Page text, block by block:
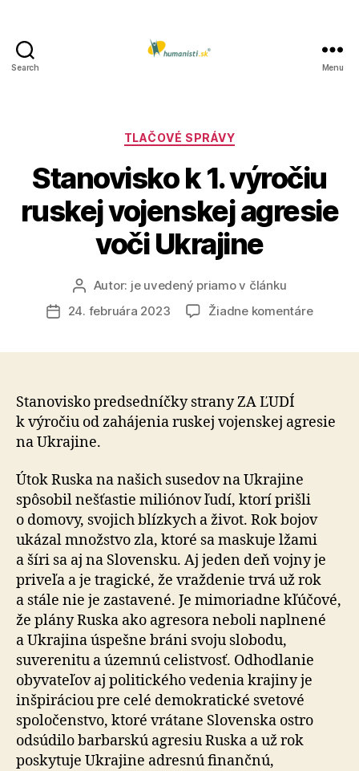
Search Menu
Kategórie
TLAČOVÉ SPRÁVY
Stanovisko k 1. výročiu
ruskej vojenskej agresie
voči Ukrajine
Autor
článku
Autor: je uvedený priamo v článku
Dátum
24. februára 2023 Žiadne komentárena
Stanovisko predsedníčky strany ZA ĽUDÍ
k výročiu od zahájenia ruskej vojenskej agresie
na Ukrajine.
Útok Ruska na našich susedov na Ukrajine
spôsobil nešťastie miliónov ľudí, ktorí prišli
o domovy, svojich blízkych a život. Rok bojov
ukázal množstvo zla, ktoré sa maskuje lžami
a šíri sa aj na Slovensku. Aj jeden deň vojny je
priveľa a je tragické, že vraždenie trvá už rok
a stále nie je zastavené. Je mimoriadne kľúčové,
že plány Ruska ako agresora neboli naplnené
a Ukrajina úspešne bráni svoju slobodu,
suverenitu a územnú celistvosť. Odhodlanie
obyvateľov aj politického vedenia krajiny je
inšpiráciou pre celé demokratické svetové
spoločenstvo, ktoré vrátane Slovenska ostro
odsúdilo barbarskú agresiu Ruska a už rok
poskytuje Ukrajine adresnú finančnú,